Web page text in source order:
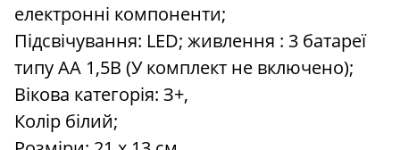
електронні компоненти;
Підсвічування: LED; живлення : 3 батареї
типу АА 1,5B (У комплект не включено);
Вікова категорія: З+,
Колір білий;